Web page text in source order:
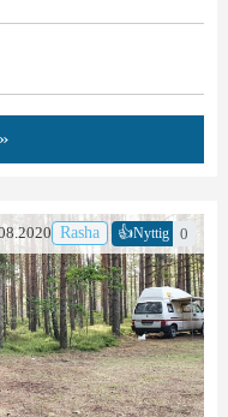
Rasha 👍Nyttig 0